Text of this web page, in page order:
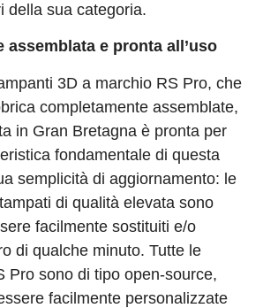
della sua categoria.
assemblata e pronta all’uso
3D a marchio RS Pro, che
completamente assemblate,
in Gran Bretagna è pronta per
fondamentale di questa
semplicità di aggiornamento: le
di qualità elevata sono
facilmente sostituiti e/o
di qualche minuto. Tutte le
Pro sono di tipo open-source,
facilmente personalizzate